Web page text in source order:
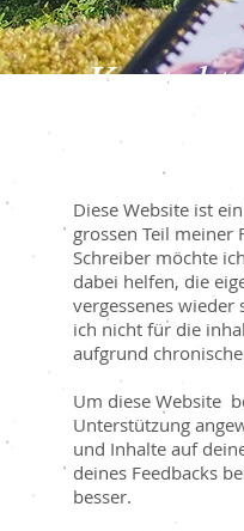
Diese Website ist
grossen Teil
Schreiber möchte
dabei helfen, die
vergessenes
ich nicht für die
aufgrund
Um diese Website
Unterstützung
und Inhalte auf
deines Feedbacks
besser.
Kontakt